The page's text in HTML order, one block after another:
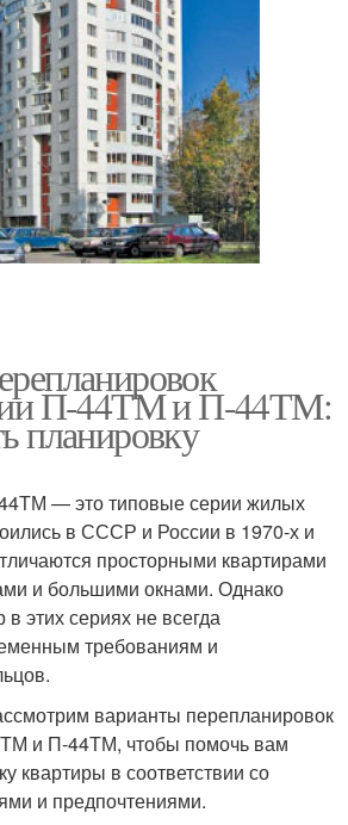
П-44ТМ и П-44ТМ:
планировку
— это типовые серии жилых
в СССР и России в 1970-х и
просторными квартирами
и большими окнами. Однако
этих сериях не всегда
требованиям и
варианты перепланировок
и П-44ТМ, чтобы помочь вам
квартиры в соответствии со
и предпочтениями.